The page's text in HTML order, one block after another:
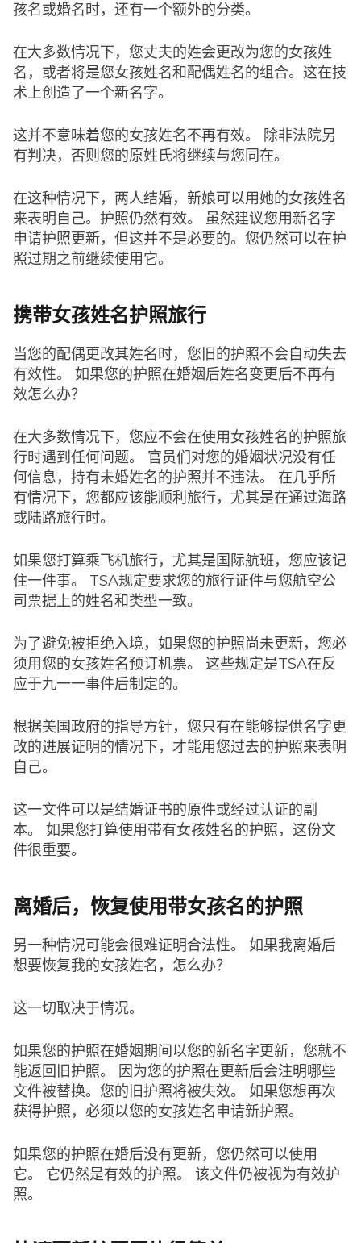
孩名或婚名时，还有一个额外的分类。
在大多数情况下，您丈夫的姓会更改为您的女孩姓
名，或者将是您女孩姓名和配偶姓名的组合。这在技
术上创造了一个新名字。
这并不意味着您的女孩姓名不再有效。 除非法院另
有判决，否则您的原姓氏将继续与您同在。
在这种情况下，两人结婚，新娘可以用她的女孩姓名
来表明自己。护照仍然有效。 虽然建议您用新名字
申请护照更新，但这并不是必要的。您仍然可以在护
照过期之前继续使用它。
携带女孩姓名护照旅行
当您的配偶更改其姓名时，您旧的护照不会自动失去
有效性。 如果您的护照在婚姻后姓名变更后不再有
效怎么办？
在大多数情况下，您应不会在使用女孩姓名的护照旅
行时遇到任何问题。 官员们对您的婚姻状况没有任
何信息，持有未婚姓名的护照并不违法。 在几乎所
有情况下，您都应该能顺利旅行，尤其是在通过海路
或陆路旅行时。
如果您打算乘飞机旅行，尤其是国际航班，您应该记
住一件事。 TSA规定要求您的旅行证件与您航空公
司票据上的姓名和类型一致。
为了避免被拒绝入境，如果您的护照尚未更新，您必
须用您的女孩姓名预订机票。 这些规定是TSA在反
应于九一一事件后制定的。
根据美国政府的指导方针，您只有在能够提供名字更
改的进展证明的情况下，才能用您过去的护照来表明
自己。
这一文件可以是结婚证书的原件或经过认证的副
本。 如果您打算使用带有女孩姓名的护照，这份文
件很重要。
离婚后，恢复使用带女孩名的护照
另一种情况可能会很难证明合法性。 如果我离婚后
想要恢复我的女孩姓名，怎么办？
这一切取决于情况。
如果您的护照在婚姻期间以您的新名字更新，您就不
能返回旧护照。 因为您的护照在更新后会注明哪些
文件被替换。您的旧护照将被失效。 如果您想再次
获得护照，必须以您的女孩姓名申请新护照。
如果您的护照在婚后没有更新，您仍然可以使用
它。 它仍然是有效的护照。 该文件仍被视为有效护
照。